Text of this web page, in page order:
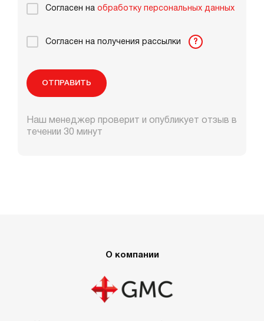
Согласен на обработку персональных данных
Согласен на получения рассылки ?
ОТПРАВИТЬ
Наш менеджер проверит и опубликует отзыв в
течении 30 минут
О компании